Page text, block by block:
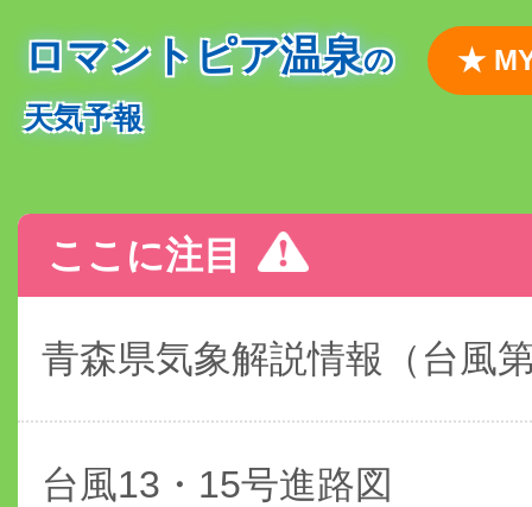
ロマントピア温泉の
天気予報
★
ここに注目
青森県気象解説情報（台風
台風13・15号進路図